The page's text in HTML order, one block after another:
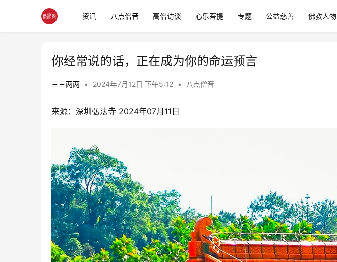
资讯 八点僧音 高僧访谈 心乐菩提 专题 公益慈善 佛教人物
你经常说的话，正在成为你的命运预言
三三两两 • 2024年7月12日 下午5:12 • 八点僧音
来源：深圳弘法寺 2024年07月11日